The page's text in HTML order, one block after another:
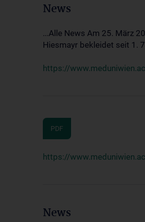
News
...Alle News Am 25. März
Hiesmayr bekleidet seit 1.
https://
PDF
https://
News